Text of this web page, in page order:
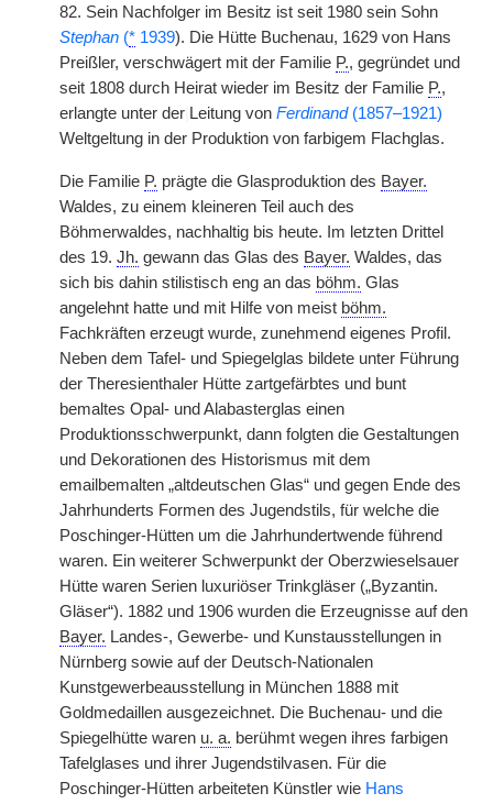
82. Sein Nachfolger im Besitz ist seit 1980 sein Sohn
Stephan (* 1939). Die Hütte Buchenau, 1629 von Hans
Preißler, verschwägert mit der Familie P., gegründet und
seit 1808 durch Heirat wieder im Besitz der Familie P.,
erlangte unter der Leitung von Ferdinand(1857–1921)
Weltgeltung in der Produktion von farbigem Flachglas.
Die Familie P. prägte die Glasproduktion des Bayer.
Waldes, zu einem kleineren Teil auch des
Böhmerwaldes, nachhaltig bis heute. Im letzten Drittel
des 19. Jh. gewann das Glas des Bayer. Waldes, das
sich bis dahin stilistisch eng an das böhm. Glas
angelehnt hatte und mit Hilfe von meist böhm.
Fachkräften erzeugt wurde, zunehmend eigenes Profil.
Neben dem Tafel- und Spiegelglas bildete unter Führung
der Theresienthaler Hütte zartgefärbtes und bunt
bemaltes Opal- und Alabasterglas einen
Produktionsschwerpunkt, dann folgten die Gestaltungen
und Dekorationen des Historismus mit dem
emailbemalten „altdeutschen Glas“ und gegen Ende des
Jahrhunderts Formen des Jugendstils, für welche die
Poschinger-Hütten um die Jahrhundertwende führend
waren. Ein weiterer Schwerpunkt der Oberzwieselsauer
Hütte waren Serien luxuriöser Trinkgläser („Byzantin.
Gläser“). 1882 und 1906 wurden die Erzeugnisse auf den
Bayer. Landes-, Gewerbe- und Kunstausstellungen in
Nürnberg sowie auf der Deutsch-Nationalen
Kunstgewerbeausstellung in München 1888 mit
Goldmedaillen ausgezeichnet. Die Buchenau- und die
Spiegelhütte waren u. a. berühmt wegen ihres farbigen
Tafelglases und ihrer Jugendstilvasen. Für die
Poschinger-Hütten arbeiteten Künstler wie Hans